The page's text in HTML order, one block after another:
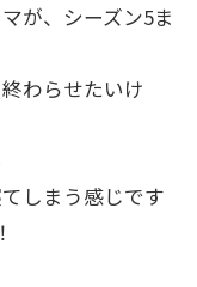
が、シーズン5ま
わらせたいけ
しまう感じです